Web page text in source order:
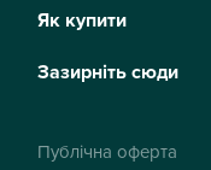
Як купити
Зазирніть сюди
Публічна оферта